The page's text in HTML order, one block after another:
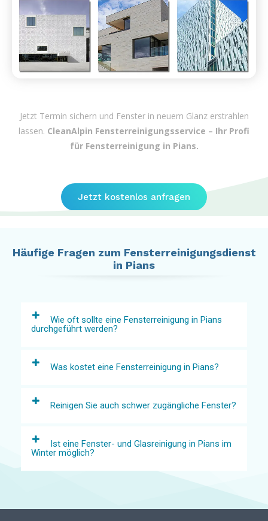
Jetzt Termin sichern und Fenster in neuem Glanz erstrahlen
lassen. CleanAlpin Fensterreinigungsservice – Ihr Profi
für Fensterreinigung in Pians.
Jetzt kostenlos anfragen
Häufige Fragen zum Fensterreinigungsdienst
in Pians
Wie oft sollte eine Fensterreinigung in Pians
durchgeführt werden?
Was kostet eine Fensterreinigung in Pians?
Reinigen Sie auch schwer zugängliche Fenster?
Ist eine Fenster- und Glasreinigung in Pians im
Winter möglich?